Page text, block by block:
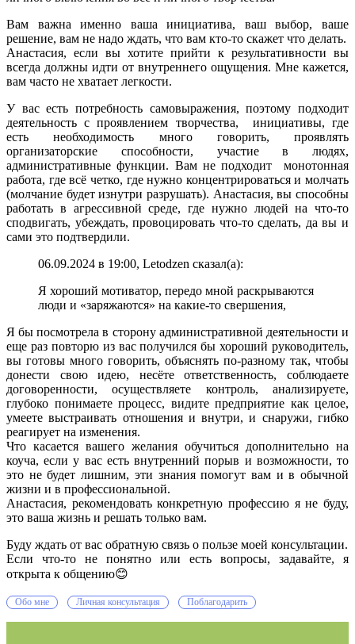
Вам важна именно ваша инициатива, ваш выбор, ваше
решение, вам не надо ждать, что вам кто-то скажет что делать.
Анастасия, если вы хотите прийти к результативности вы
всегда должны идти от внутреннего ощущения. Мне кажется,
вам часто не хватает легкости.
У вас есть потребность самовыражения, поэтому подходит
деятельность с проявлением творчества, инициативы, где
есть необходимость много говорить, проявлять
организаторские способности, участие в людях,
административные функции. Вам не подходит монотонная
работа, где всё четко, где нужно концентрироваться и молчать
(молчание будет изнутри разрушать). Анастасия, вы способны
работать в агрессивной среде, где нужно людей на что-то
сподвигать, убеждать, провоцировать что-то сделать, да вы и
сами это подтвердили.
06.09.2024 в 19:00, Letodzen сказал(а):
Я хороший мотиватор, передо мной раскрываются
люди и «заряжаются» на какие-то свершения,
Я бы посмотрела в сторону административной деятельности и
еще раз повторю из вас получился бы хороший руководитель,
вы готовы много говорить, объяснять по-разному так, чтобы
донести свою идею, несёте ответственность, соблюдаете
договоренности, осуществляете контроль, анализируете,
глубоко понимаете процесс, видите предприятие как целое,
умеете выстраивать отношения и внутри, и снаружи, гибко
реагирует на изменения.
Что касается вашего желания обучиться дополнительно на
коуча, если у вас есть внутренний порыв и возможности, то
это не будет лишним, эти знания помогут вам и в обычной
жизни и в профессиональной.
Анастасия, рекомендовать конкретную профессию я не буду,
это ваша жизнь и решать только вам.
Буду ждать от вас обратную связь о пользе моей консультации.
Если что-то не понятно или есть вопросы, задавайте, я
открыта к общению😊
Обо мне Личная консультация Поблагодарить